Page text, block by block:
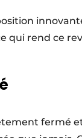
qui rend ce
fermé